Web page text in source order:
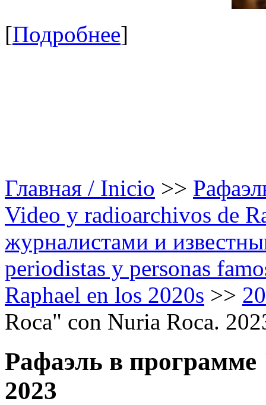
[Подробнее]
Главная / Inicio >>
Video y radioarchivos de
журналистами и
periodistas y personas
Raphael en los 2020s >>
Roca" con Nuria Roca.
Рафаэль в
2023